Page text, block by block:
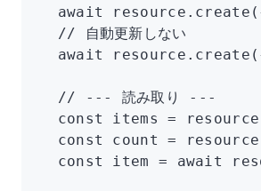
  await
resource .create
  // 自動更新しない
  await
resource .create
  // --- 読み取り ---
  const
items = resource
  const
count = resource
  const
item = await